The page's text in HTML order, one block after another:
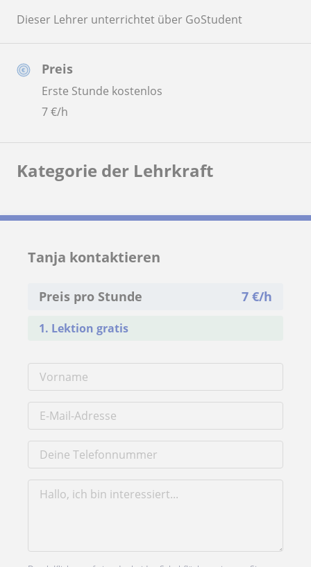
Preis
Erste Stunde kostenlos
7€/h
Dieser Lehrer unterrichtet über GoStudent
Kategorie der Lehrkraft
Tanja kontaktieren
Preis pro Stunde 7€/h
1. Lektion gratis